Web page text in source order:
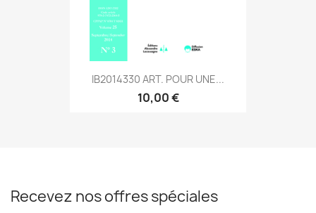
IB2014330 ART. POUR UNE...
10,00 €
Recevez nos offres spéciales